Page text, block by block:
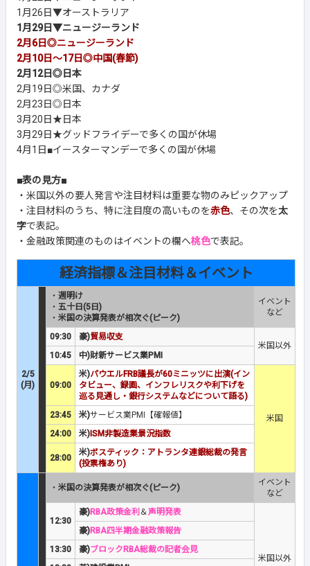
1月26日▼オーストラリア
1月29日▼ニュージーランド
2月6日◎ニュージーランド
2月10日～17日◎中国(春節)
2月12日◎日本
2月19日◎米国、カナダ
2月23日◎日本
3月20日★日本
3月29日★グッドフライデーで多くの国が休場
4月1日■イースターマンデーで多くの国が休場
■表の見方■
・米国以外の要人発言や注目材料は重要な物のみピックアップ
・注目材料のうち、特に注目度の高いものを赤色、その次を太
字で表記。
・金融政策関連のものはイベントの欄へ桃色で表記。
経済指標＆注目材料＆イベント
2/5
(月)
・ 週明け
・ 五十日(5日)
・ 米国の決算発表が相次ぐ(ピーク)
イベント
など
09:30 豪)貿易収支
米国以外
10:45
中)財新サービス業PMI
09:00
米)パウエルFRB議長が60ミニッツに出演(イン
タビュー、録画、インフレリスクや利下げを
巡る見通し・銀行システムなどについて語る)
米国
23:45 米)サービス業PMI【確報値】
24:00
米) ISM非製造業景況指数
28:00
米)ボスティック：アトランタ連銀総裁の発言
(投票権あり)
・ 米国の決算発表が相次ぐ(ピーク)
イベント
など
12:30
豪)RBA政策金利 ＆声明発表
米国以外
豪)RBA四半期金融政策報告
13:30
豪)ブロックRBA総裁の記者会見